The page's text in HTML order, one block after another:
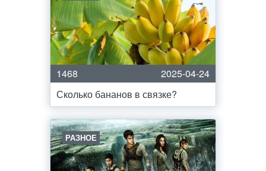
1468
2025-04-24
Сколько бананов в связке?
РАЗНОЕ